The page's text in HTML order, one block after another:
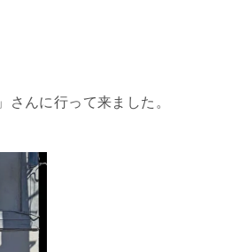
」さんに行って来ました。